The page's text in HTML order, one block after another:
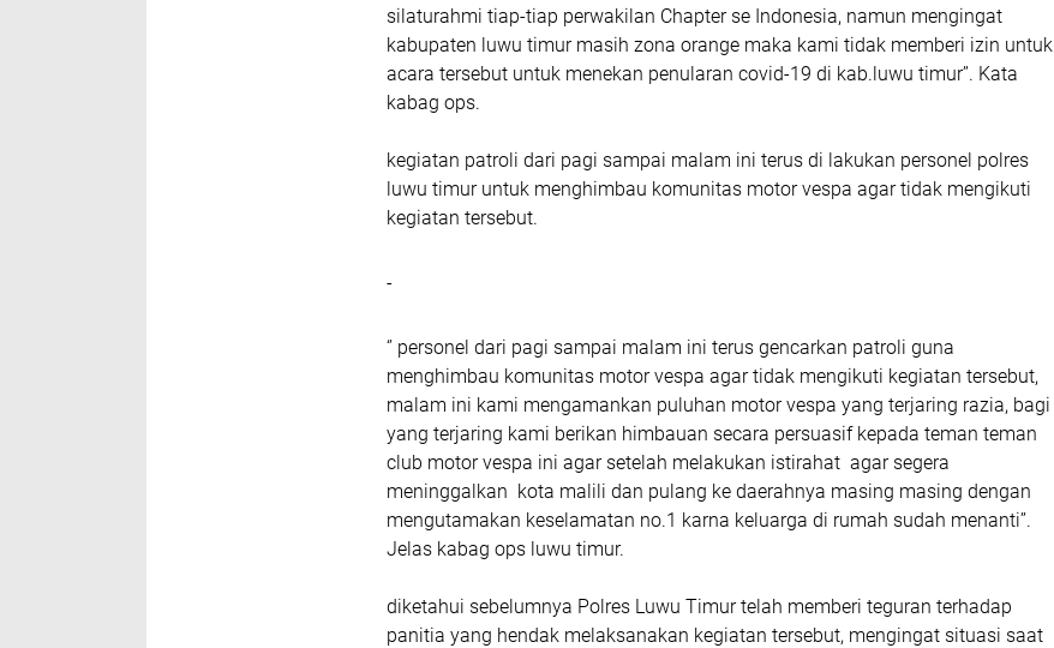
silaturahmi tiap-tiap perwakilan Chapter se Indonesia, namun mengingat
kabupaten luwu timur masih zona orange maka kami tidak memberi izin untuk
acara tersebut untuk menekan penularan covid-19 di kab.luwu timur’’. Kata
kabag ops.
kegiatan patroli dari pagi sampai malam ini terus di lakukan personel polres
luwu timur untuk menghimbau komunitas motor vespa agar tidak mengikuti
kegiatan tersebut.
-
‘’ personel dari pagi sampai malam ini terus gencarkan patroli guna
menghimbau komunitas motor vespa agar tidak mengikuti kegiatan tersebut,
malam ini kami mengamankan puluhan motor vespa yang terjaring razia, bagi
yang terjaring kami berikan himbauan secara persuasif kepada teman teman
club motor vespa ini agar setelah melakukan istirahat agar segera
meninggalkan kota malili dan pulang ke daerahnya masing masing dengan
mengutamakan keselamatan no.1 karna keluarga di rumah sudah menanti’’.
Jelas kabag ops luwu timur.
diketahui sebelumnya Polres Luwu Timur telah memberi teguran terhadap
panitia yang hendak melaksanakan kegiatan tersebut, mengingat situasi saat